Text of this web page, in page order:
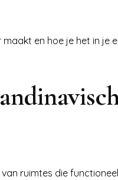
en hoe je het in je
ruimtes die